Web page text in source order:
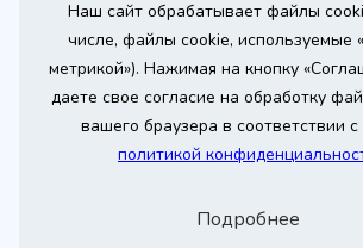
Наш сайт обрабатывает файлы
числе, файлы cookie, используемые
метрикой»). Нажимая на кнопку
даете свое согласие на обработку
вашего браузера в соответствии
политикой
Подробнее
Вся информация на сайте о товарах носит
справочный характер и не является публичной
офертой в соответствии с пунктом 2 статьи 437
Для получения подробной информации о
стоимости указанных товаров и (или) услуг,
пожалуйста, обращайтесь к менеджеру сайта по
телефону
При использовании материалов сайта ссылка
Продвижение сайта
Оставь заявку